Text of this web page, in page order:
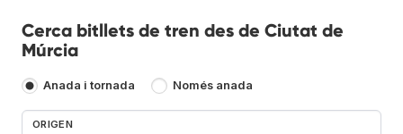
Cerca bitllets de tren des de Ciutat de
Múrcia
Anada i tornada Només anada
ORIGEN